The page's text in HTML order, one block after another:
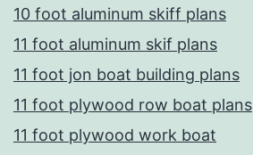
10 foot aluminum skiff plans
11 foot aluminum skif plans
11 foot jon boat building plans
11 foot plywood row boat plans
11 foot plywood work boat